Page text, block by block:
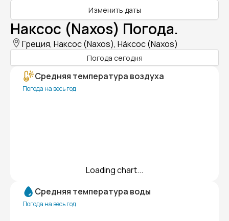
Изменить даты
Наксос (Naxos) Погода.
Греция, Наксос (Naxos), На́ксос (Naxos)
Погода сегодня
Средняя температура воздуха
Погода на весь год
Loading chart...
Средняя температура воды
Погода на весь год